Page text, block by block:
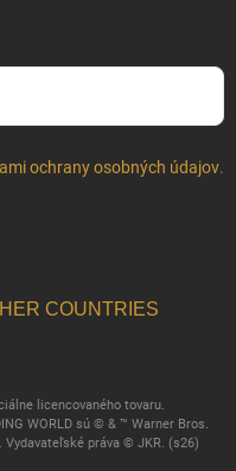
ochrany osobných údajov.
COUNTRIES
licencovaného tovaru.
WORLD sú © & ™ Warner Bros.
Vydavateľské práva © JKR. (s26)